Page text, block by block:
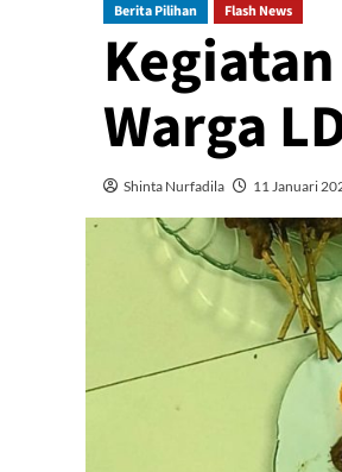
Berita Pilihan Flash News
Warga
Shinta Nurfadila 11 Januari